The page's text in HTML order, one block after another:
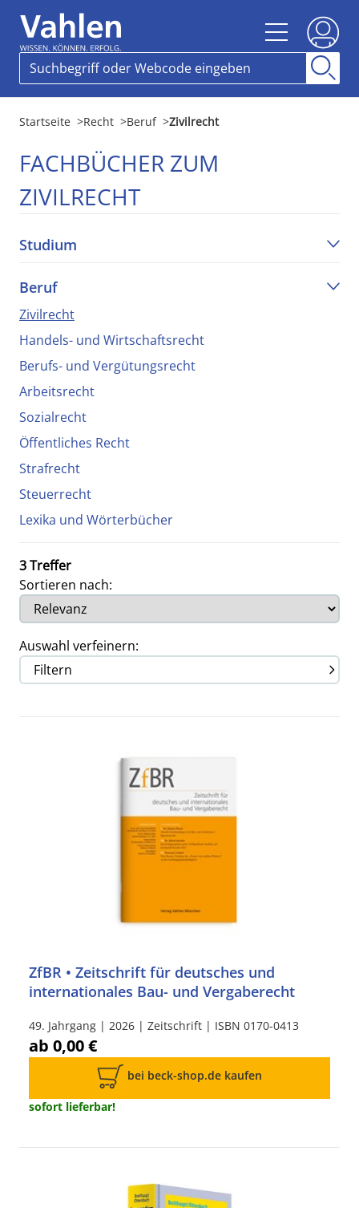
Startseite >Recht >Beruf >Zivilrecht
FACHBÜCHER ZUM
ZIVILRECHT
Studium
Beruf
Zivilrecht
Handels- und Wirtschaftsrecht
Berufs- und Vergütungsrecht
Arbeitsrecht
Sozialrecht
Öffentliches Recht
Strafrecht
Steuerrecht
Lexika und Wörterbücher
3 Treffer
Sortieren nach:
Auswahl verfeinern:
Filtern
ZfBR • Zeitschrift für deutsches und
internationales Bau- und Vergaberecht
49. Jahrgang | 2026 | Zeitschrift | ISBN 0170-0413
ab 0,00 €
bei beck-shop.de kaufen
sofort lieferbar!